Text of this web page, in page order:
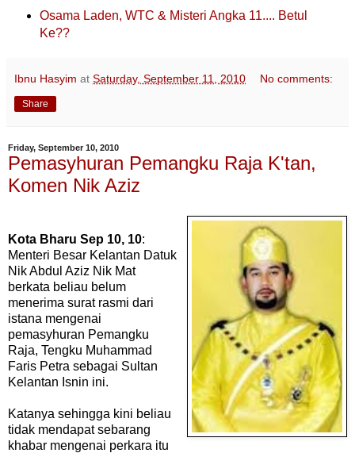
Osama Laden, WTC & Misteri Angka 11.... Betul
Ke??
Ibnu Hasyim at Saturday, September 11, 2010 No comments:
Share
Friday, September 10, 2010
Pemasyhuran Pemangku Raja K'tan,
Komen Nik Aziz
Kota Bharu Sep 10, 10:
Menteri Besar Kelantan Datuk
Nik Abdul Aziz Nik Mat
berkata beliau belum
menerima surat rasmi dari
istana mengenai
pemasyhuran Pemangku
Raja, Tengku Muhammad
Faris Petra sebagai Sultan
Kelantan Isnin ini.
Katanya sehingga kini beliau
tidak mendapat sebarang
khabar mengenai perkara itu